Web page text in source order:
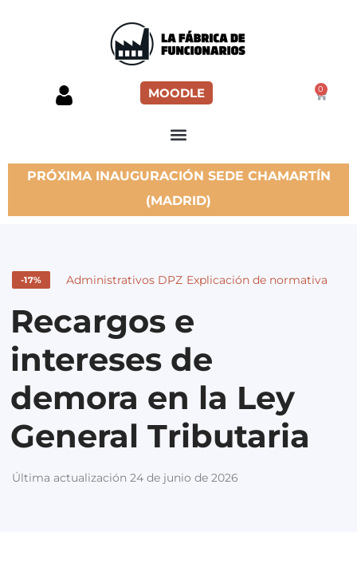
MOODLE 0
PRÓXIMA INAUGURACIÓN SEDE CHAMARTÍN
(MADRID)
-17% Administrativos DPZ Explicación de normativa
Recargos e
intereses de
demora en la Ley
General Tributaria
Última actualización 24 de junio de 2026